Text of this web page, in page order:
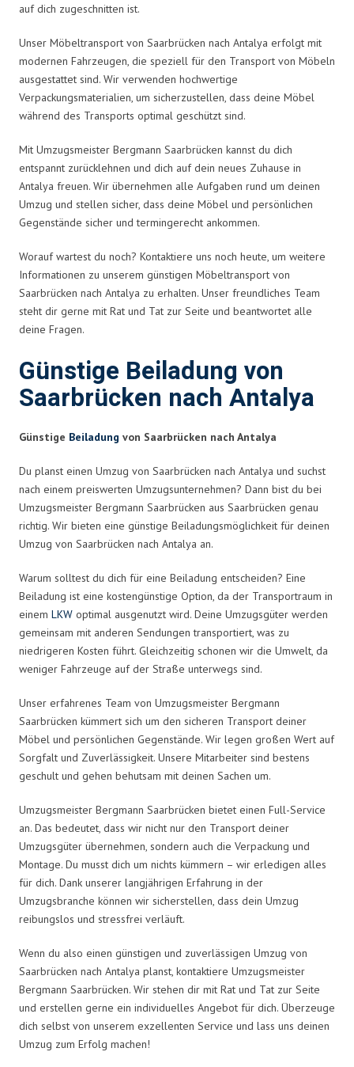
auf dich zugeschnitten ist.
Unser Möbeltransport von Saarbrücken nach Antalya erfolgt mit
modernen Fahrzeugen, die speziell für den Transport von Möbeln
ausgestattet sind. Wir verwenden hochwertige
Verpackungsmaterialien, um sicherzustellen, dass deine Möbel
während des Transports optimal geschützt sind.
Mit Umzugsmeister Bergmann Saarbrücken kannst du dich
entspannt zurücklehnen und dich auf dein neues Zuhause in
Antalya freuen. Wir übernehmen alle Aufgaben rund um deinen
Umzug und stellen sicher, dass deine Möbel und persönlichen
Gegenstände sicher und termingerecht ankommen.
Worauf wartest du noch? Kontaktiere uns noch heute, um weitere
Informationen zu unserem günstigen Möbeltransport von
Saarbrücken nach Antalya zu erhalten. Unser freundliches Team
steht dir gerne mit Rat und Tat zur Seite und beantwortet alle
deine Fragen.
Günstige Beiladung von
Saarbrücken nach Antalya
Günstige Beiladung von Saarbrücken nach Antalya
Du planst einen Umzug von Saarbrücken nach Antalya und suchst
nach einem preiswerten Umzugsunternehmen? Dann bist du bei
Umzugsmeister Bergmann Saarbrücken aus Saarbrücken genau
richtig. Wir bieten eine günstige Beiladungsmöglichkeit für deinen
Umzug von Saarbrücken nach Antalya an.
Warum solltest du dich für eine Beiladung entscheiden? Eine
Beiladung ist eine kostengünstige Option, da der Transportraum in
einem LKW optimal ausgenutzt wird. Deine Umzugsgüter werden
gemeinsam mit anderen Sendungen transportiert, was zu
niedrigeren Kosten führt. Gleichzeitig schonen wir die Umwelt, da
weniger Fahrzeuge auf der Straße unterwegs sind.
Unser erfahrenes Team von Umzugsmeister Bergmann
Saarbrücken kümmert sich um den sicheren Transport deiner
Möbel und persönlichen Gegenstände. Wir legen großen Wert auf
Sorgfalt und Zuverlässigkeit. Unsere Mitarbeiter sind bestens
geschult und gehen behutsam mit deinen Sachen um.
Umzugsmeister Bergmann Saarbrücken bietet einen Full-Service
an. Das bedeutet, dass wir nicht nur den Transport deiner
Umzugsgüter übernehmen, sondern auch die Verpackung und
Montage. Du musst dich um nichts kümmern – wir erledigen alles
für dich. Dank unserer langjährigen Erfahrung in der
Umzugsbranche können wir sicherstellen, dass dein Umzug
reibungslos und stressfrei verläuft.
Wenn du also einen günstigen und zuverlässigen Umzug von
Saarbrücken nach Antalya planst, kontaktiere Umzugsmeister
Bergmann Saarbrücken. Wir stehen dir mit Rat und Tat zur Seite
und erstellen gerne ein individuelles Angebot für dich. Überzeuge
dich selbst von unserem exzellenten Service und lass uns deinen
Umzug zum Erfolg machen!